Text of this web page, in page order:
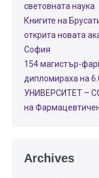
световната наука
Книгите на
открита новата
София
154 магистър-
дипломираха на
УНИВЕРСИТЕТ –
на
Archives